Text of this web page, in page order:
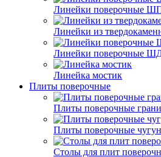
Линейки поверочные
Линейки из
Линейки поверочные
Линейка мостик
Плиты поверочные
Плиты поверочные
Плиты поверочные
Столы для плит